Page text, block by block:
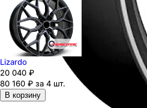
Lizardo
20 040 ₽
80 160 ₽ за 4 шт.
В корзину